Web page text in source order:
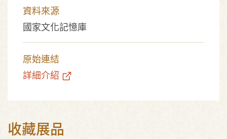
資料來源
國家文化記憶庫
原始連結
詳細介紹
收藏展品